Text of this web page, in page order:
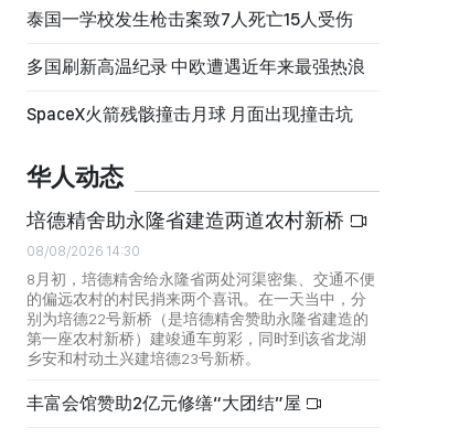
泰国一学校发生枪击案致7人死亡15人受伤
多国刷新高温纪录 中欧遭遇近年来最强热浪
SpaceX火箭残骸撞击月球 月面出现撞击坑
华人动态
培德精舍助永隆省建造两道农村新桥
08/08/2026 14:30
8月初，培德精舍给永隆省两处河渠密集、交通不便
的偏远农村的村民捎来两个喜讯。在一天当中，分
别为培德22号新桥（是培德精舍赞助永隆省建造的
第一座农村新桥）建竣通车剪彩，同时到该省龙湖
乡安和村动土兴建培德23号新桥。
丰富会馆赞助2亿元修缮“大团结”屋